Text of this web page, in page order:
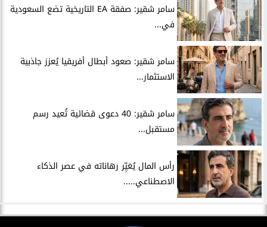
سامر شقير: صفقة EA التاريخية تضع السعودية
في...
سامر شقير: صعود أبطال أفريقيا يُعزز جاذبية
الاستثمار...
سامر شقير: 40 دعوى قضائية تُعيد رسم
مستقبل...
رأس المال يُغيِّر رهاناته في عصر الذكاء
الاصطناعي.....